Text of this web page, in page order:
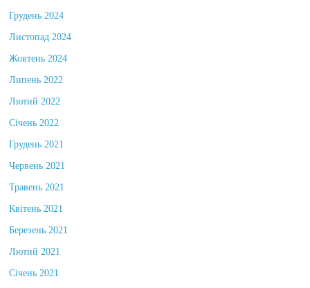
Грудень 2024
Листопад 2024
Жовтень 2024
Липень 2022
Лютий 2022
Січень 2022
Грудень 2021
Червень 2021
Травень 2021
Квітень 2021
Березень 2021
Лютий 2021
Січень 2021